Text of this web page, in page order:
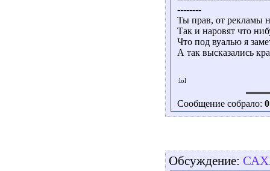
--------
Ты прав, от рекламы
Так и наровят что
Что под вуалью я
А так высказались
Сообщение собрало: 0
Обсуждение: